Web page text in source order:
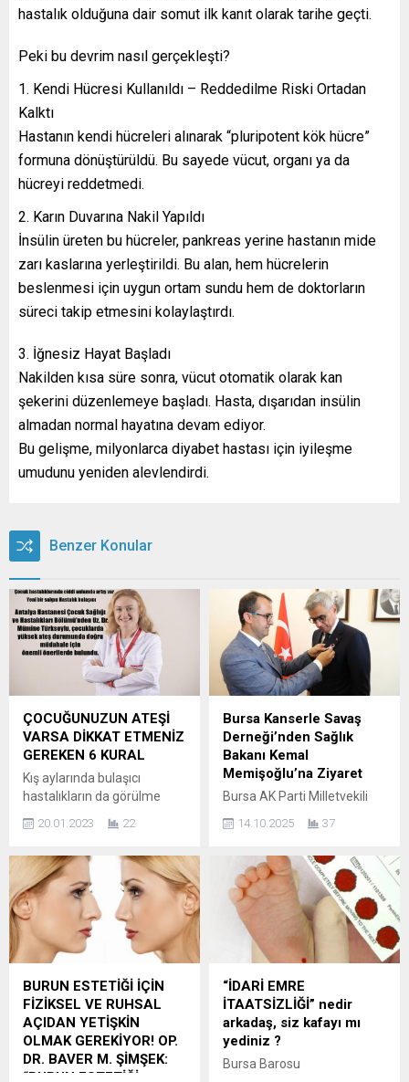
hastalık olduğuna dair somut ilk kanıt olarak tarihe geçti.
Peki bu devrim nasıl gerçekleşti?
1. Kendi Hücresi Kullanıldı – Reddedilme Riski Ortadan
Kalktı
Hastanın kendi hücreleri alınarak “pluripotent kök hücre”
formuna dönüştürüldü. Bu sayede vücut, organı ya da
hücreyi reddetmedi.
2. Karın Duvarına Nakil Yapıldı
İnsülin üreten bu hücreler, pankreas yerine hastanın mide
zarı kaslarına yerleştirildi. Bu alan, hem hücrelerin
beslenmesi için uygun ortam sundu hem de doktorların
süreci takip etmesini kolaylaştırdı.
3. İğnesiz Hayat Başladı
Nakilden kısa süre sonra, vücut otomatik olarak kan
şekerini düzenlemeye başladı. Hasta, dışarıdan insülin
almadan normal hayatına devam ediyor.
Bu gelişme, milyonlarca diyabet hastası için iyileşme
umudunu yeniden alevlendirdi.
Benzer Konular
ÇOCUĞUNUZUN ATEŞİ
VARSA DİKKAT ETMENİZ
GEREKEN 6 KURAL
Kış aylarında bulaşıcı
hastalıkların da görülme
pandemisi nedeniyle de
çıkması durumunda
normalden daha fazla
paniğe kapılıyor. Bebeklerde
38 dereceyi geçen ve 48
saatten uzun süren ateş
yükselmesinin ciddiye
alınması gerekiyor. Öncelikle
ateş ölçümünün doğru
şekilde yapılması öneriliyor
ve endişe ile yanlış
uygulamalardan kaçınılarak
ateşin...
20.01.2023 22
Bursa Kanserle Savaş
Derneği’nden Sağlık
Bakanı Kemal
Memişoğlu’na Ziyaret
Bursa AK Parti Milletvekili
Kanserle Savaş Derneği
Dernek Yönetim Kurulu
üyeleri, Sağlık Bakanı Prof.
Dr. Kemal Memişoğlu’nu
makamında ziyaret etti.
Ziyarette, Bursa’da
yürütülen kanserle
mücadele faaliyetleri ve
farkındalık projeleri ele
alındı. Dernek Başkanı Ümit
Ecemiş, özellikle meme
kanseri farkındalığı, mobil
mamografi...
14.10.2025 37
BURUN ESTETİĞİ İÇİN
FİZİKSEL VE RUHSAL
AÇIDAN YETİŞKİN
OLMAK GEREKİYOR! OP.
DR. BAVER M. ŞİMŞEK:
“BURUN ESTETİĞİ
“İDARİ EMRE
İTAATSİZLİĞİ” nedir
arkadaş, siz kafayı mı
yediniz ?
Bursa Barosu